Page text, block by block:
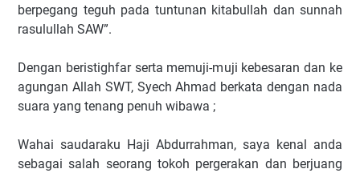
berpegang teguh pada tuntunan kitabullah dan sunnah
rasulullah SAW”.
Dengan beristighfar serta memuji-muji kebesaran dan ke
agungan Allah SWT, Syech Ahmad berkata dengan nada
suara yang tenang penuh wibawa ;
Wahai saudaraku Haji Abdurrahman, saya kenal anda
sebagai salah seorang tokoh pergerakan dan berjuang